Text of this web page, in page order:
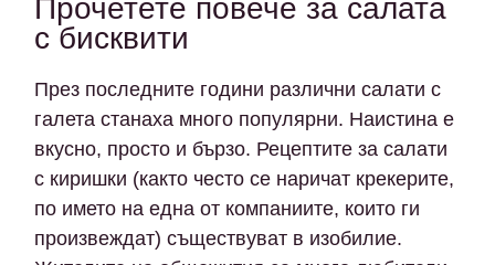
Прочетете повече за салата
с бисквити
През последните години различни салати с
галета станаха много популярни. Наистина е
вкусно, просто и бързо. Рецептите за салати
с киришки (както често се наричат ​​крекерите,
по името на една от компаниите, които ги
произвеждат) съществуват в изобилие.